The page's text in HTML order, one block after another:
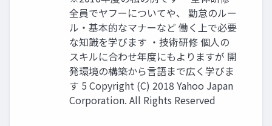
全員でヤフーについてや、 勤怠のルー
ル・基本的なマナーなど 働く上で必要
な知識を学びます ・技術研修 個人の
スキルに合わせ年度にもよりますが 開
発環境の構築から言語まで広く学びま
す 5 Copyright (C) 2018 Yahoo Japan
Corporation. All Rights Reserved